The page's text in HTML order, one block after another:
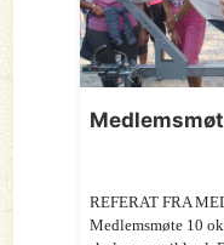
REFERAT FRA
Medlemsmøte 10